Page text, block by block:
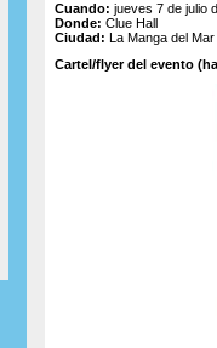
Cuando: jueves 7 de julio
Donde: Clue Hall
Ciudad: La Manga del
Cartel/flyer del evento